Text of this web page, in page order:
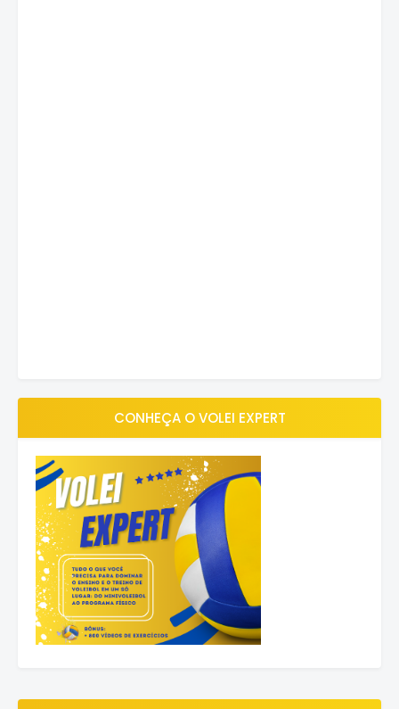
CONHEÇA O VOLEI EXPERT